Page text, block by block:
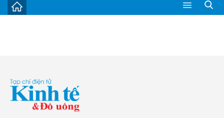
Thị trường
Doanh nghiệp – Doanh nhân